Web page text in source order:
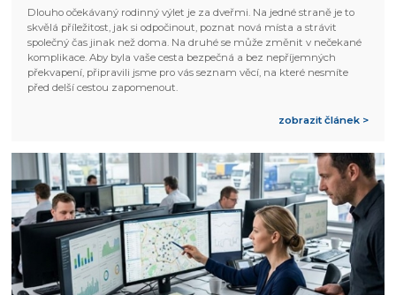
Dlouho očekávaný rodinný výlet je za dveřmi. Na jedné straně je to
skvělá příležitost, jak si odpočinout, poznat nová místa a strávit
společný čas jinak než doma. Na druhé se může změnit v nečekané
komplikace. Aby byla vaše cesta bezpečná a bez nepříjemných
překvapení, připravili jsme pro vás seznam věcí, na které nesmíte
před delší cestou zapomenout.
zobrazit článek >